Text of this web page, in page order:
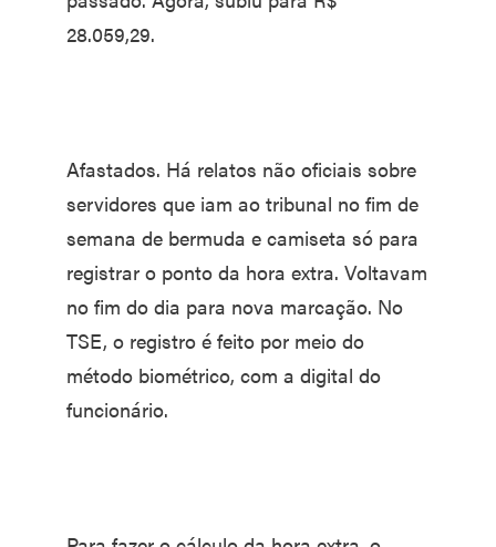
28.059,29.
Afastados. Há relatos não ofi­ciais sobre
servidores que iam ao tribunal no fim de
semana de bermuda e camiseta só para
regis­trar o ponto da hora extra. Volta­vam
no fim do dia para nova mar­cação. No
TSE, o registro é feito por meio do
método biométrico, com a digital do
funcionário.